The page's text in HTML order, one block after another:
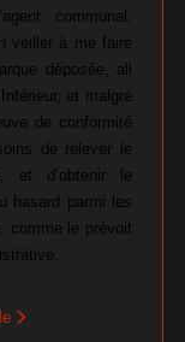
communal,
veiller à me faire
déposée, all
et malgré
de conformité
de relever le
et d’obtenir le
hasard parmi les
comme le prévoit